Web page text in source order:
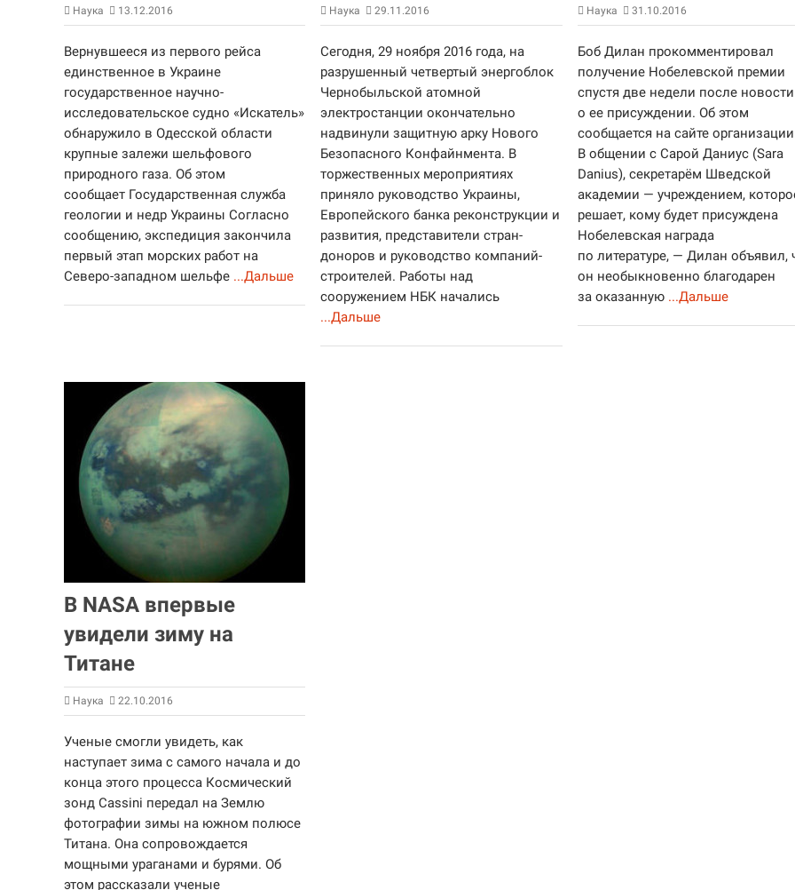
Наука 13.12.2016
Вернувшееся из первого рейса
единственное в Украине
государственное научно-
исследовательское судно «Искатель»
обнаружило в Одесской области
крупные залежи шельфового
природного газа. Об этом
сообщает Государственная служба
геологии и недр Украины Согласно
сообщению, экспедиция закончила
первый этап морских работ на
Северо-западном шельфе ...Дальше
Наука 29.11.2016
Сегодня, 29 ноября 2016 года, на
разрушенный четвертый энергоблок
Чернобыльской атомной
электростанции окончательно
надвинули защитную арку Нового
Безопасного Конфайнмента. В
торжественных мероприятиях
приняло руководство Украины,
Европейского банка реконструкции и
развития, представители стран-
доноров и руководство компаний-
строителей. Работы над
сооружением НБК начались
...Дальше
Наука 31.10.2016
Боб Дилан прокомментировал
получение Нобелевской премии
спустя две недели после новости
о ее присуждении. Об этом
сообщается на сайте организации
В общении с Сарой Даниус (Sara
Danius), секретарём Шведской
академии — учреждением,
решает, кому будет присуждена
Нобелевская награда
по литературе, — Дилан объявил,
он необыкновенно благодарен
за оказанную ...Дальше
В NASA впервые
увидели зиму на
Титане
Наука 22.10.2016
Ученые смогли увидеть, как
наступает зима с самого начала и до
конца этого процесса Космический
зонд Cassini передал на Землю
фотографии зимы на южном полюсе
Титана. Она сопровождается
мощными ураганами и бурями. Об
этом рассказали ученые